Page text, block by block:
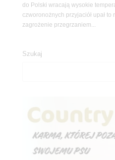
do Polski wracają wysokie
czworonożnych przyjaciół upał
zagrożenie przegrzaniem...
Szukaj